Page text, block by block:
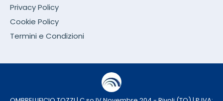
Privacy Policy
Cookie Policy
Termini e Condizioni